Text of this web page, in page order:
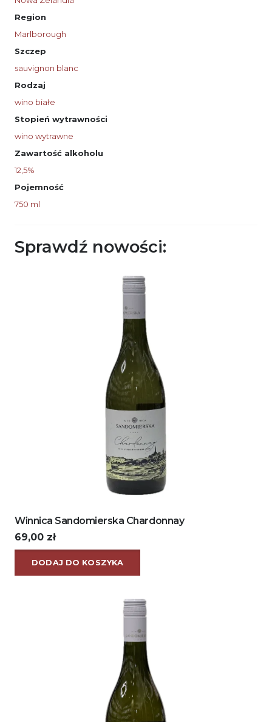
Region
Marlborough
Szczep
sauvignon blanc
Rodzaj
wino białe
Stopień wytrawności
wino wytrawne
Zawartość alkoholu
12,5%
Pojemność
750 ml
Sprawdź nowości:
Winnica Sandomierska Chardonnay
69,00 zł
DODAJ DO KOSZYKA